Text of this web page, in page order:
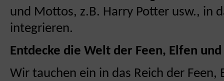
und Mottos, z.B. Harry Potter usw., in
integrieren.
Entdecke die Welt der Feen, Elfen
Wir tauchen ein in das Reich der Feen,